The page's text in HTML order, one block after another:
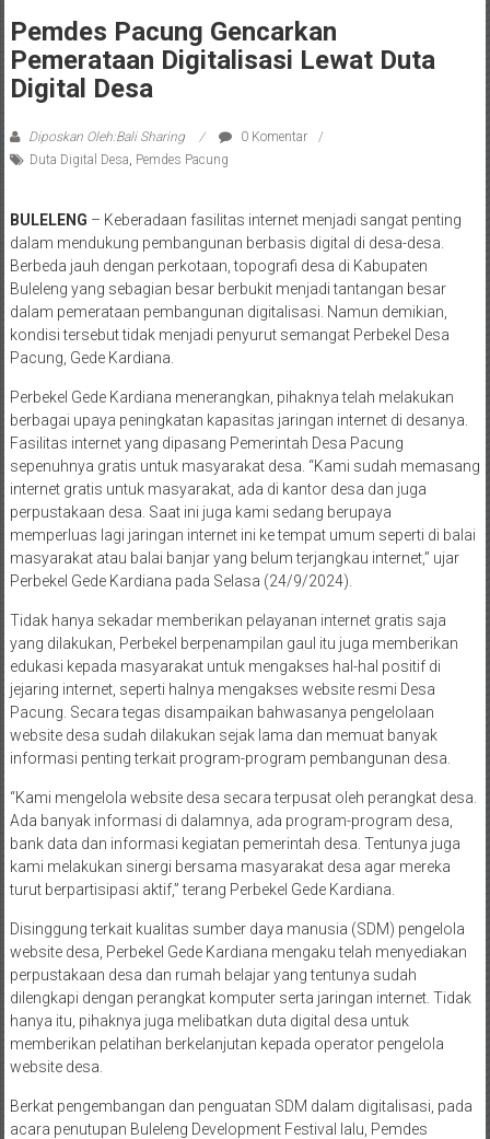
Pemdes Pacung Gencarkan
Pemerataan Digitalisasi Lewat Duta
Digital Desa
Diposkan Oleh:Bali Sharing
0 Komentar
Duta Digital Desa Pemdes Pacung
BULELENG – Keberadaan fasilitas internet menjadi sangat penting
dalam mendukung pembangunan berbasis digital di desa-desa.
Berbeda jauh dengan perkotaan, topografi desa di Kabupaten
Buleleng yang sebagian besar berbukit menjadi tantangan besar
dalam pemerataan pembangunan digitalisasi. Namun demikian,
kondisi tersebut tidak menjadi penyurut semangat Perbekel Desa
Pacung, Gede Kardiana.
Perbekel Gede Kardiana menerangkan, pihaknya telah melakukan
berbagai upaya peningkatan kapasitas jaringan internet di desanya.
Fasilitas internet yang dipasang Pemerintah Desa Pacung
sepenuhnya gratis untuk masyarakat desa. “Kami sudah memasang
internet gratis untuk masyarakat, ada di kantor desa dan juga
perpustakaan desa. Saat ini juga kami sedang berupaya
memperluas lagi jaringan internet ini ke tempat umum seperti di balai
masyarakat atau balai banjar yang belum terjangkau internet,” ujar
Perbekel Gede Kardiana pada Selasa (24/9/2024).
Tidak hanya sekadar memberikan pelayanan internet gratis saja
yang dilakukan, Perbekel berpenampilan gaul itu juga memberikan
edukasi kepada masyarakat untuk mengakses hal-hal positif di
jejaring internet, seperti halnya mengakses website resmi Desa
Pacung. Secara tegas disampaikan bahwasanya pengelolaan
website desa sudah dilakukan sejak lama dan memuat banyak
informasi penting terkait program-program pembangunan desa.
“Kami mengelola website desa secara terpusat oleh perangkat desa.
Ada banyak informasi di dalamnya, ada program-program desa,
bank data dan informasi kegiatan pemerintah desa. Tentunya juga
kami melakukan sinergi bersama masyarakat desa agar mereka
turut berpartisipasi aktif,” terang Perbekel Gede Kardiana.
Disinggung terkait kualitas sumber daya manusia (SDM) pengelola
website desa, Perbekel Gede Kardiana mengaku telah menyediakan
perpustakaan desa dan rumah belajar yang tentunya sudah
dilengkapi dengan perangkat komputer serta jaringan internet. Tidak
hanya itu, pihaknya juga melibatkan duta digital desa untuk
memberikan pelatihan berkelanjutan kepada operator pengelola
website desa.
Berkat pengembangan dan penguatan SDM dalam digitalisasi, pada
acara penutupan Buleleng Development Festival lalu, Pemdes